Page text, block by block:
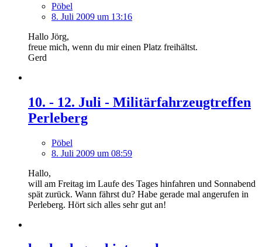
Pöbel
8. Juli 2009 um 13:16
Hallo Jörg,
freue mich, wenn du mir einen Platz freihältst.
Gerd
10. - 12. Juli - Militärfahrzeugtreffen
Perleberg
Pöbel
8. Juli 2009 um 08:59
Hallo,
will am Freitag im Laufe des Tages hinfahren und Sonnabend
spät zurück. Wann fährst du? Habe gerade mal angerufen in
Perleberg. Hört sich alles sehr gut an!